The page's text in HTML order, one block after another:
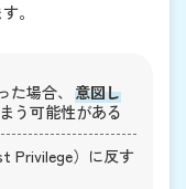
。
場合、 意図し
う可能性がある
Privilege）に反す